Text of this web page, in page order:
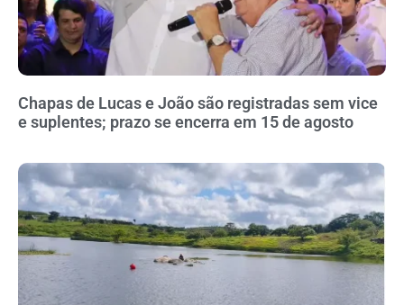
Chapas de Lucas e João são registradas sem vice
e suplentes; prazo se encerra em 15 de agosto